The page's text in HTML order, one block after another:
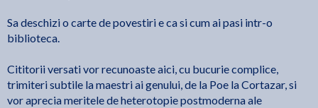
Sa deschizi o carte de povestiri e ca si cum ai pasi intr-o
biblioteca.
Cititorii versati vor recunoaste aici, cu bucurie complice,
trimiteri subtile la maestri ai genului, de la Poe la Cortazar, si
vor aprecia meritele de heterotopie postmoderna ale